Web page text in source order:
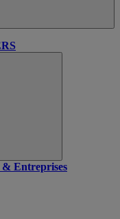
Entreprises